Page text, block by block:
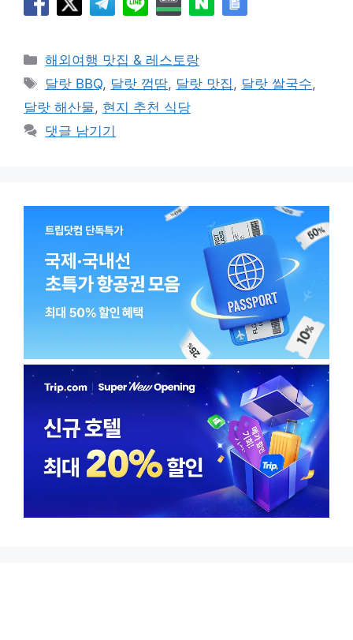
카
테
리
해외여행 맛집 & 레스토랑
태
그
달랏 BBQ, 달랏 껌땀, 달랏 맛집, 달랏 쌀국수,
달랏 해산물, 현지 추천 식당
댓글 남기기